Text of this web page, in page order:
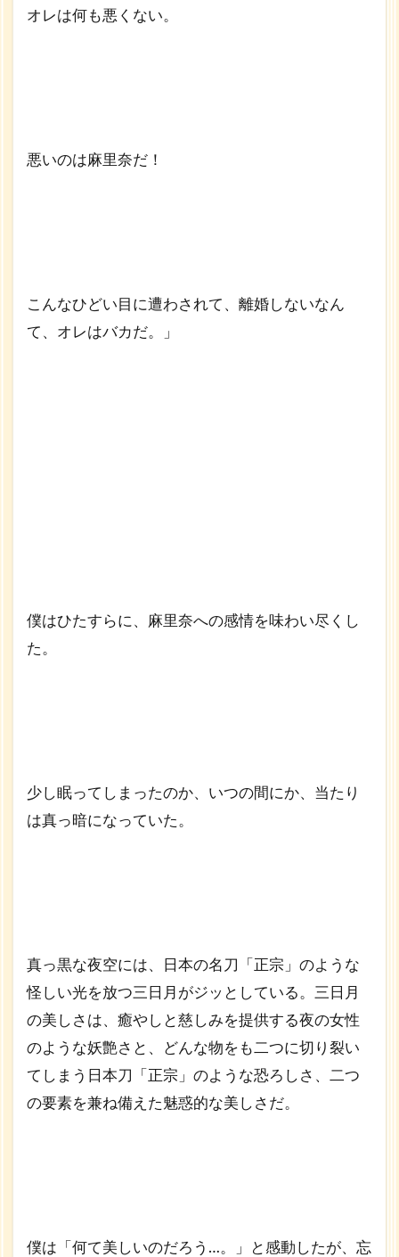
オレは何も悪くない。
悪いのは麻里奈だ！
こんなひどい目に遭わされて、離婚しないなん
て、オレはバカだ。」
僕はひたすらに、麻里奈への感情を味わい尽くし
た。
少し眠ってしまったのか、いつの間にか、当たり
は真っ暗になっていた。
真っ黒な夜空には、日本の名刀「正宗」のような
怪しい光を放つ三日月がジッとしている。三日月
の美しさは、癒やしと慈しみを提供する夜の女性
のような妖艶さと、どんな物をも二つに切り裂い
てしまう日本刀「正宗」のような恐ろしさ、二つ
の要素を兼ね備えた魅惑的な美しさだ。
僕は「何て美しいのだろう…。」と感動したが、忘